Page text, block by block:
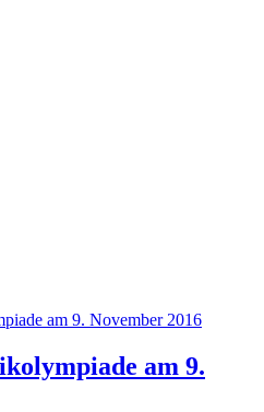
am 9. November 2016
am 9.